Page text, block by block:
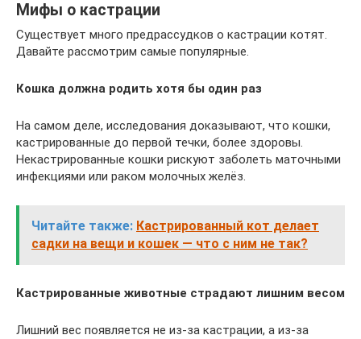
Мифы о кастрации
Существует много предрассудков о кастрации котят.
Давайте рассмотрим самые популярные.
Кошка должна родить хотя бы один раз
На самом деле, исследования доказывают, что кошки,
кастрированные до первой течки, более здоровы.
Некастрированные кошки рискуют заболеть маточными
инфекциями или раком молочных желёз.
Читайте также: Кастрированный кот делает
садки на вещи и кошек — что с ним не так?
Кастрированные животные страдают лишним весом
Лишний вес появляется не из-за кастрации, а из-за